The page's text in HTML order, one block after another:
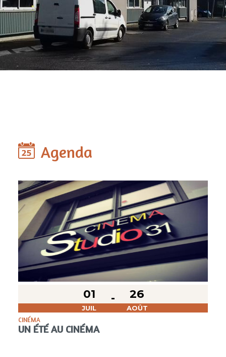
Agenda
01
JUIL
26
AOÛT
CINÉMA
UN ÉTÉ AU CINÉMA